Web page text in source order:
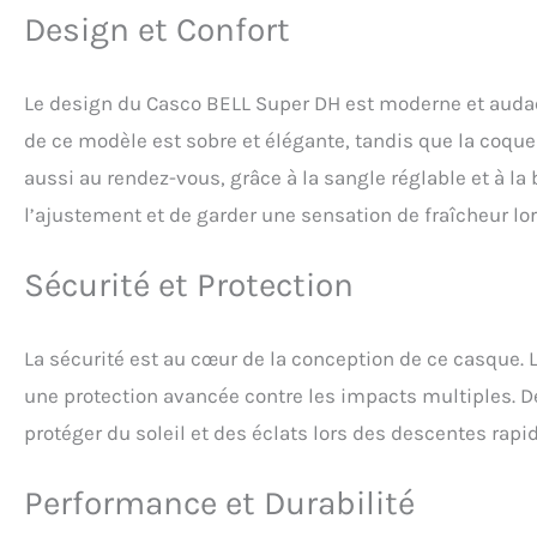
supplémentaire
casque Coque en
permet de lier la
casque plus
une couche dure
Design et Confort
Le design du Casco BELL Super DH est moderne et
de ce modèle est sobre et élégante, tandis que la
aussi au rendez-vous, grâce à la sangle réglable et à
l’ajustement et de garder une sensation de fraîcheur
Sécurité et Protection
La sécurité est au cœur de la conception de ce casque.
une protection avancée contre les impacts multiples.
protéger du soleil et des éclats lors des descentes
Performance et Durabilité